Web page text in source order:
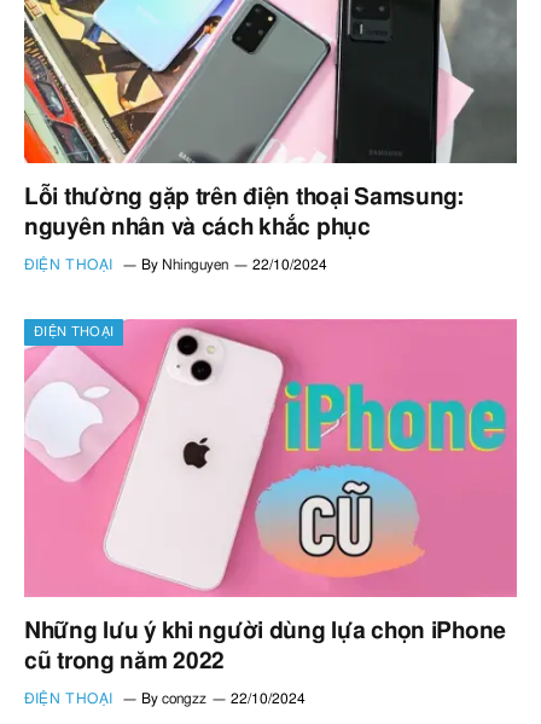
Lỗi thường gặp trên điện thoại Samsung:
nguyên nhân và cách khắc phục
ĐIỆN THOẠI By Nhinguyen 22/10/2024
ĐIỆN THOẠI
Những lưu ý khi người dùng lựa chọn iPhone
cũ trong năm 2022
ĐIỆN THOẠI By congzz 22/10/2024